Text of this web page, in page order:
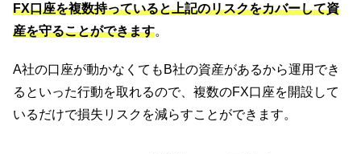
FX口座を複数持っていると上記のリスクをカバーして資
産を守ることができます。
A社の口座が動かなくてもB社の資産があるから運用でき
るといった行動を取れるので、複数のFX口座を開設して
いるだけで損失リスクを減らすことができます。